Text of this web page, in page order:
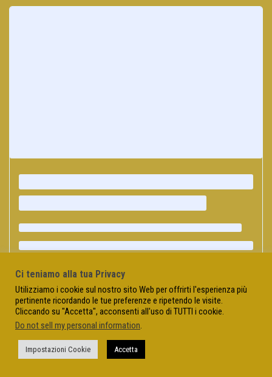
Ci teniamo alla tua Privacy
Utilizziamo i cookie sul nostro sito Web per offrirti l'esperienza più
pertinente ricordando le tue preferenze e ripetendo le visite.
Cliccando su "Accetta", acconsenti all'uso di TUTTI i cookie.
Do not sell my personal information.
Impostazioni Cookie Accetta